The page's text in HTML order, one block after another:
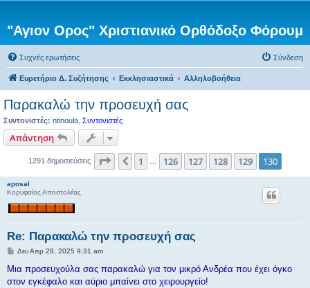
"Αγιον Ορος" Χριστιανικό Ορθόδοξο Φόρουμ
Συχνές ερωτήσεις Σύνδεση
Ευρετήριο Δ. Συζήτησης Εκκλησιαστικά Αλληλοβοήθεια
Παρακαλώ την προσευχή σας
Συντονιστές: ntinoula Συντονιστές
Απάντηση
1291 δημοσιεύσεις Σελίδα από 130
Προηγούμενη
1 126 127 128 129 130
aposal
Κορυφαίος Αποστολέας
Re: Παρακαλώ την προσευχή σας
Δ
μ
σ
Δευ Απρ 28, 2025 9:31 am
Μια προσευχούλα σας παρακαλώ για τον μικρό Ανδρέα που έχει όγκο
στον εγκέφαλο και αύριο μπαίνει στο χειρουργείο!